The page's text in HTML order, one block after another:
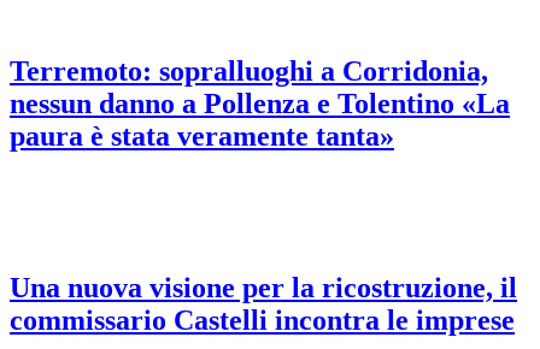
Terremoto: sopralluoghi a Corridonia,
nessun danno a Pollenza e Tolentino «La
paura è stata veramente tanta»
Una nuova visione per la ricostruzione, il
commissario Castelli incontra le imprese